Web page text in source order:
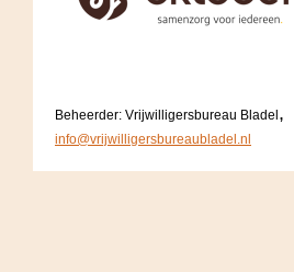
Beheerder: Vrijwilligersbureau Bladel,
info@vrijwilligersbureaubladel.nl